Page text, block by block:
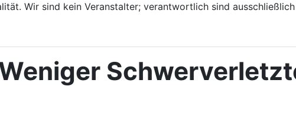
Wir sind kein Veranstalter; verantwortlich sind